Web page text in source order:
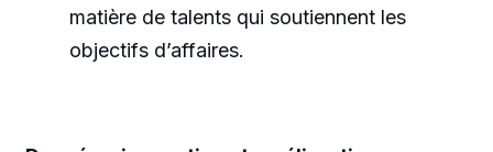
matière de talents qui soutiennent les
objectifs d’affaires.